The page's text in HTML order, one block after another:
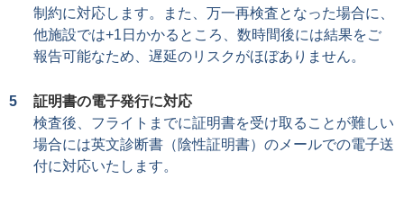
制約に対応します。また、万一再検査となった場合に、
他施設では+1日かかるところ、数時間後には結果をご
報告可能なため、遅延のリスクがほぼありません。
証明書の電子発行に対応
検査後、フライトまでに証明書を受け取ることが難しい
場合には英文診断書（陰性証明書）のメールでの電子送
付に対応いたします。